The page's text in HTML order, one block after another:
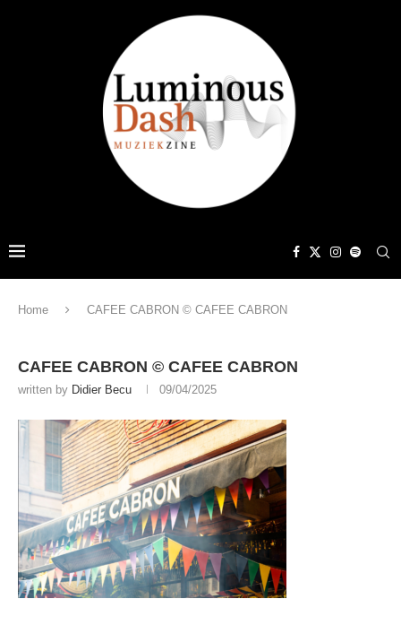
Home CAFEE CABRON © CAFEE CABRON
CAFEE CABRON © CAFEE CABRON
written by Didier Becu 09/04/2025